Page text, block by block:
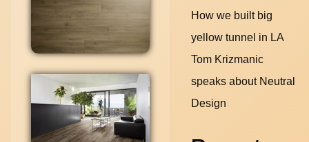
How we built big
yellow tunnel in LA
Tom Krizmanic
speaks about Neutral
Design